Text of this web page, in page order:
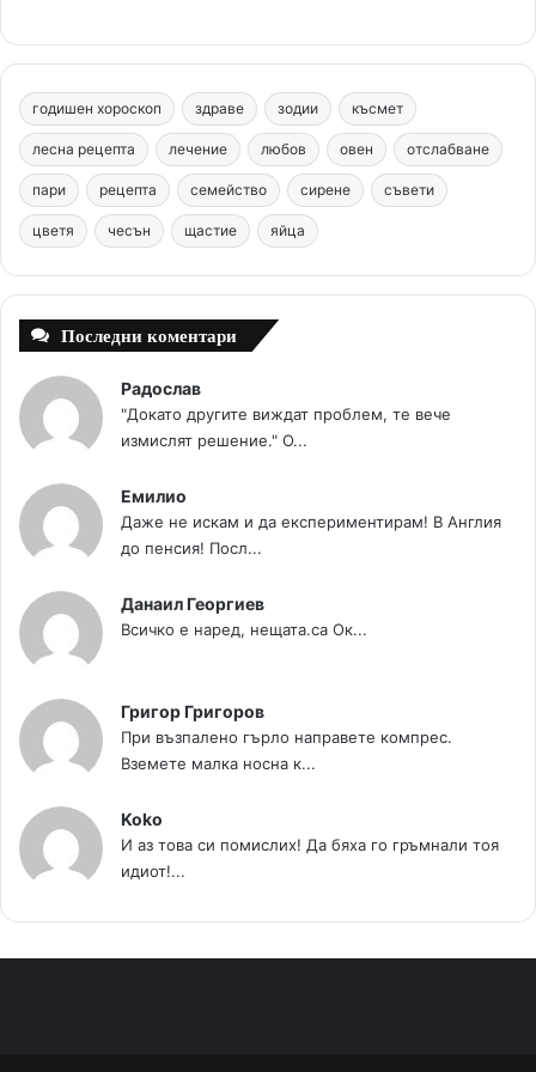
e
b
o
o
k
t
e
r
e
s
t
T
u
b
e
t
a
g
r
m
c
m
годишен хороскоп здраве зодии късмет
лесна рецепта лечение любов овен отслабване
пари рецепта семейство сирене съвети
цветя чесън щастие яйца
Последни коментари
Радослав
"Докато другите виждат проблем, те вече
измислят решение." О...
Емилио
Даже не искам и да експериментирам! В Англия
до пенсия! Посл...
Данаил Георгиев
Всичко е наред, нещата.са Ок...
Григор Григоров
При възпалено гърло направете компрес.
Вземете малка носна к...
Koko
И аз това си помислих! Да бяха го гръмнали тоя
идиот!...